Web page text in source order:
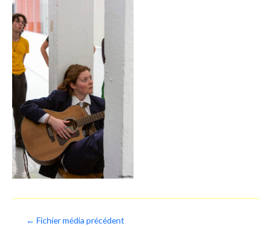
Navigation
← Fichier média précédent